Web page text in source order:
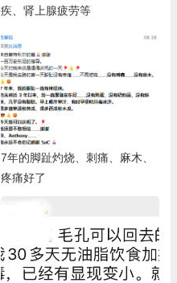
疾、肾上腺疲劳等
7年的脚趾灼烧、刺痛、麻木、
疼痛好了